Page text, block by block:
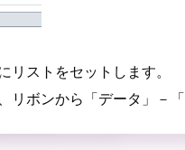
ストをセットします。
リボンから「データ」－「